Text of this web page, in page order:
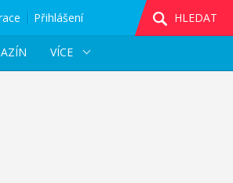
Přihlášení
HLEDAT
VÍCE